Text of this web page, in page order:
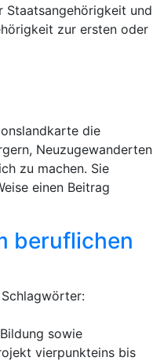
Staatsangehörigkeit und
zur ersten oder
die
Neuzugewanderten
zu machen. Sie
einen Beitrag
beruflichen
Schlagwörter:
sowie
vierpunkteins bis